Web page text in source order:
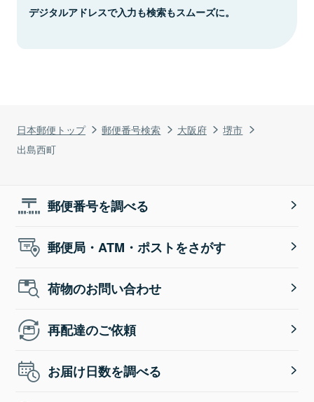
日本郵便トップ 郵便番号検索 大阪府
堺市
出島西町
デジタルアドレスで入力も検索もスムーズに。
郵便番号を調べる
郵便局・ATM・ポストをさがす
荷物のお問い合わせ
再配達のご依頼
お届け日数を調べる